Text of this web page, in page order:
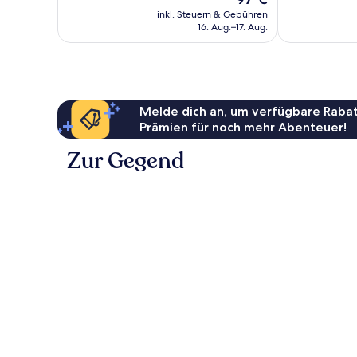
Preis
beträgt
inkl. Steuern & Gebühren
16. Aug.–17. Aug.
Melde dich an, um verfügbare
Prämien für noch mehr Abenteuer!
Zur Gegend